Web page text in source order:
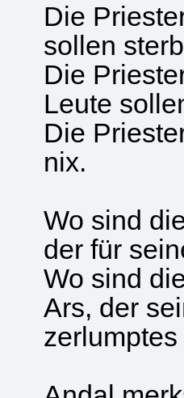
Die
sollen
Die
Leute
Die
nix.
Wo sind
der für
Wo sind
Ars, der